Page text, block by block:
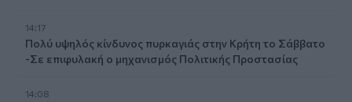
14:17
Πολύ υψηλός κίνδυνος πυρκαγιάς στην Κρήτη το Σάββατο
-Σε επιφυλακή ο μηχανισμός Πολιτικής Προστασίας
14:08